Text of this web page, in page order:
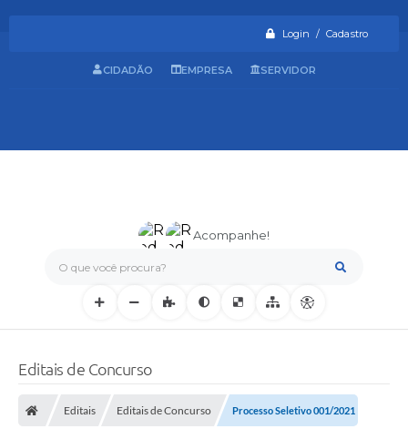
Login / Cadastro
O que você procura?
Acompanhe!
CIDADÃO EMPRESA SERVIDOR
Editais de Concurso
Editais Editais de Concurso Processo Seletivo 001/2021